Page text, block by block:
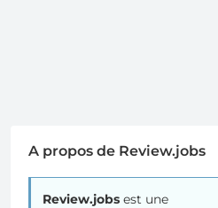
A propos de Review.jobs
Review.jobs est une